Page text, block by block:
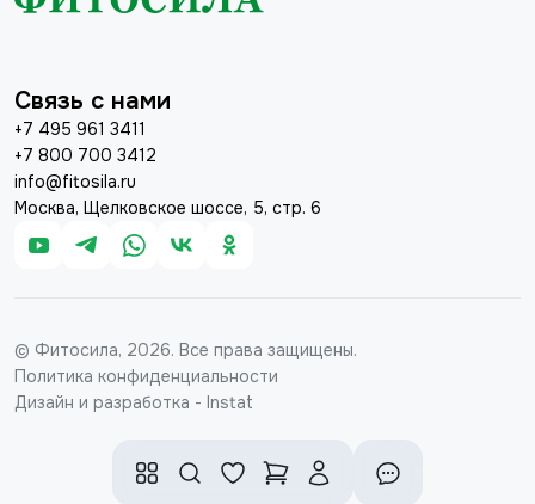
Связь с нами
+7 495 961 3411
+7 800 700 3412
info@fitosila.ru
Москва, Щелковское шоссе, 5, стр. 6
© Фитосила, 2026. Все права защищены.
Политика конфиденциальности
Дизайн и разработка - Instat